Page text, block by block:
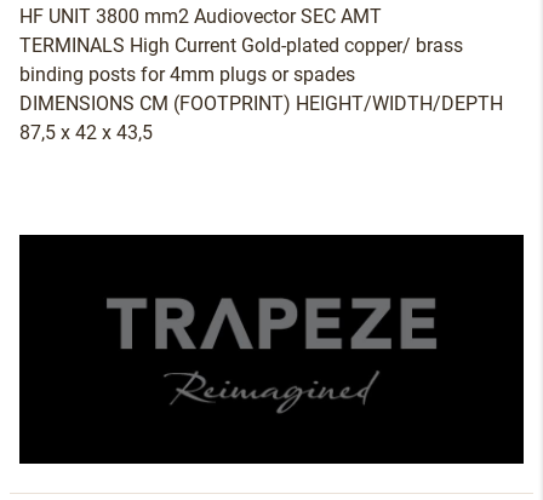
HF UNIT 3800 mm2 Audiovector SEC AMT
TERMINALS High Current Gold-plated copper/ brass
binding posts for 4mm plugs or spades
DIMENSIONS CM (FOOTPRINT) HEIGHT/WIDTH/DEPTH
87,5 x 42 x 43,5